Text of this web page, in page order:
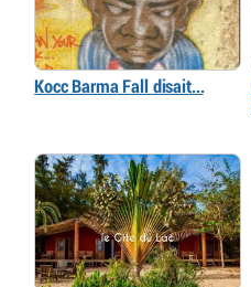
Kocc Barma Fall disait…